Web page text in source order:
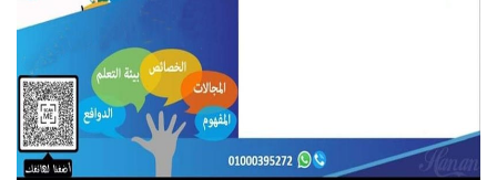
الطلاب
هيئة التدريس
الدراسات العليا